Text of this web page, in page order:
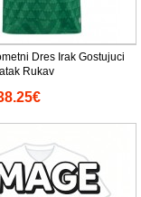
Dres Irak Gostujuci
Rukav